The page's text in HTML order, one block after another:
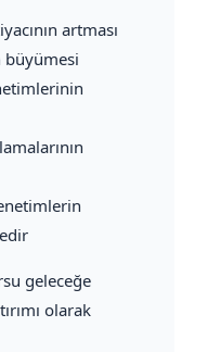
artması
büyümesi
geleceğe
olarak